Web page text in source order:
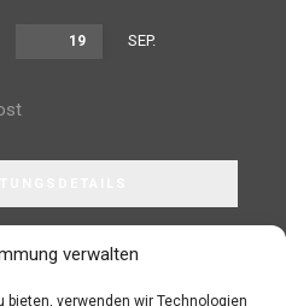
verwalten
verwenden wir Technologien
19 SEP.